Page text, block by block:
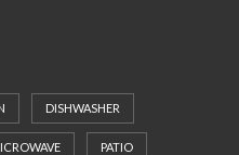
DISHWASHER
PATIO